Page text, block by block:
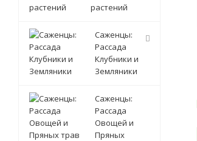
растений
Саженцы:
Рассада
Клубники и
Земляники
Саженцы:
Рассада
Овощей и
Пряных